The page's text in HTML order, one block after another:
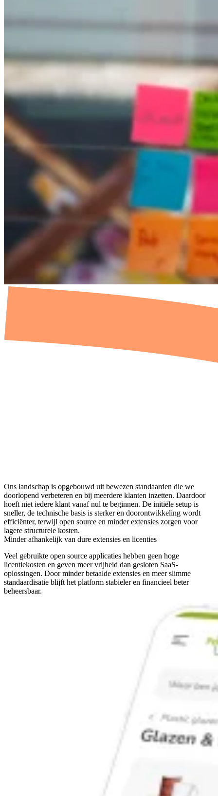
Ons landschap is opgebouwd uit bewezen standaarden die we
doorlopend verbeteren en bij meerdere klanten inzetten. Daardoor
hoeft niet iedere klant vanaf nul te beginnen. De initiële setup is
sneller, de technische basis is sterker en doorontwikkeling wordt
efficiënter, terwijl open source en minder extensies zorgen voor
lagere structurele kosten.
Minder afhankelijk van dure extensies en licenties
Veel gebruikte open source applicaties hebben geen hoge
licentiekosten en geven meer vrijheid dan gesloten SaaS-
oplossingen. Door minder betaalde extensies en meer slimme
standaardisatie blijft het platform stabieler en financieel beter
beheersbaar.